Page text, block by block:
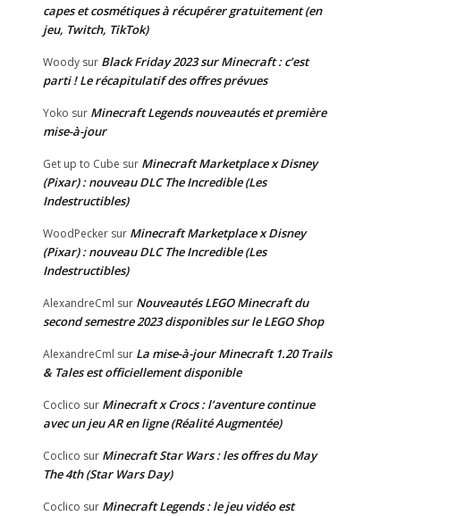
capes et cosmétiques à récupérer gratuitement (en
jeu, Twitch, TikTok)
Woody sur Black Friday 2023 sur Minecraft : c’est
parti ! Le récapitulatif des offres prévues
Yoko sur Minecraft Legends nouveautés et première
mise-à-jour
Get up to Cube sur Minecraft Marketplace x Disney
(Pixar) : nouveau DLC The Incredible (Les
Indestructibles)
WoodPecker sur Minecraft Marketplace x Disney
(Pixar) : nouveau DLC The Incredible (Les
Indestructibles)
AlexandreCml sur Nouveautés LEGO Minecraft du
second semestre 2023 disponibles sur le LEGO Shop
AlexandreCml sur La mise-à-jour Minecraft 1.20 Trails
& Tales est officiellement disponible
Coclico sur Minecraft x Crocs : l’aventure continue
avec un jeu AR en ligne (Réalité Augmentée)
Coclico sur Minecraft Star Wars : les offres du May
The 4th (Star Wars Day)
Coclico sur Minecraft Legends : le jeu vidéo est